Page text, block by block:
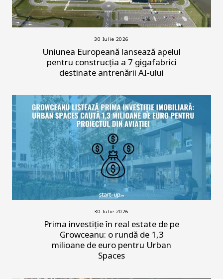
30 Iulie 2026
Uniunea Europeană lansează apelul
pentru construcția a 7 gigafabrici
destinate antrenării AI-ului
30 Iulie 2026
Prima investiție în real estate de pe
Growceanu: o rundă de 1,3
milioane de euro pentru Urban
Spaces